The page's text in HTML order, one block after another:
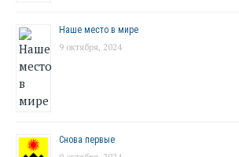
Наше место в мире
9 октября, 2024
Снова первые